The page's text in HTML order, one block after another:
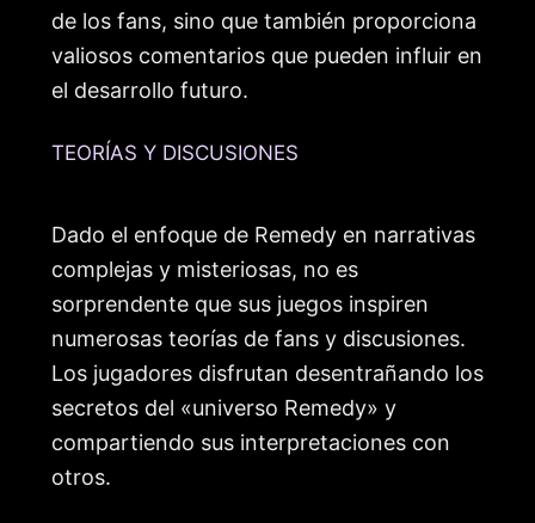
de los fans, sino que también proporciona
valiosos comentarios que pueden influir en
el desarrollo futuro.
TEORÍAS Y DISCUSIONES
Dado el enfoque de Remedy en narrativas
complejas y misteriosas, no es
sorprendente que sus juegos inspiren
numerosas teorías de fans y discusiones.
Los jugadores disfrutan desentrañando los
secretos del «universo Remedy» y
compartiendo sus interpretaciones con
otros.